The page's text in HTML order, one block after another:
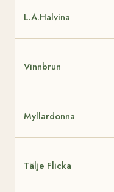
L.A.Halvina
Vinnbrun
Myllardonna
Tälje Flicka